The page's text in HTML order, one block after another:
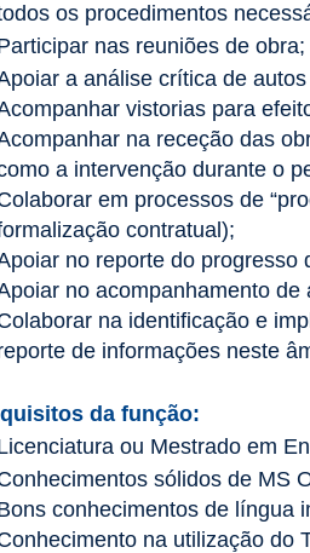
os procedimentos
nas reuniões de obra;
a análise crítica de
vistorias para
na receção das
a intervenção durante o
em processos de
contratual);
no reporte do progresso
no acompanhamento
na identificação e
de informações neste
da função:
ou Mestrado em
sólidos de MS
conhecimentos de língua
na utilização do